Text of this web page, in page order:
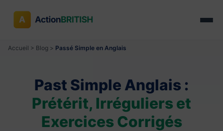
Accueil > Blog > Passé Simple en Anglais
Past Simple Anglais :
Prétérit, Irréguliers et
Exercices Corrigés